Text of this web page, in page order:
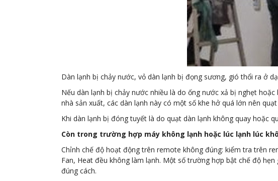
Dàn lạnh bị chảy nước, vỏ dàn lạnh bị đọng sương, gió thổi ra ở
Nếu dàn lạnh bị chảy nước nhiều là do ống nước xả bị nghẹt
nhà sản xuất, các dàn lạnh này có một số khe hở quá lớn nên
Khi dàn lạnh bị đóng tuyết là do quạt dàn lạnh không quay hoặc
Còn trong trường hợp máy không lạnh hoặc lúc lạnh lúc
Chỉnh chế độ hoạt động trên remote không đúng: kiểm tra trên
Fan, Heat đều không làm lạnh. Một số trường hợp bật chế độ
đúng cách.